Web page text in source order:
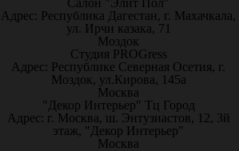
Салон "Элит Пол"
Адрес: Республика Дагестан, г. Махачкала,
ул. Ирчи казака, 71
Моздок
Студия PROGress
Адрес: Республике Северная Осетия, г.
Моздок, ул.Кирова, 145а
Москва
"Декор Интерьер" Тц Город
Адрес: г. Москва, ш. Энтузиастов, 12, 3й
этаж, "Декор Интерьер"
Москва